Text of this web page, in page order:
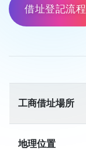
借址登記流程
工商借址場所
地理位置